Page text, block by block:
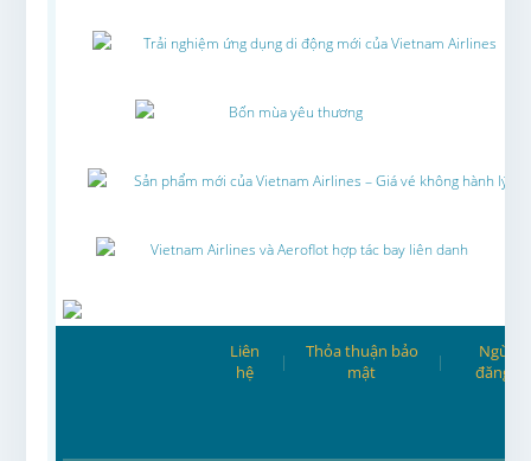
Trải nghiệm ứng dụng di động mới của Vietnam Airlines
Bốn mùa yêu thương
Sản phẩm mới của Vietnam Airlines – Giá vé không hành lý ký
Vietnam Airlines và Aeroflot hợp tác bay liên danh
Liên
hệ
|
Thỏa thuận bảo
mật
|
Ngừng
đăng ký